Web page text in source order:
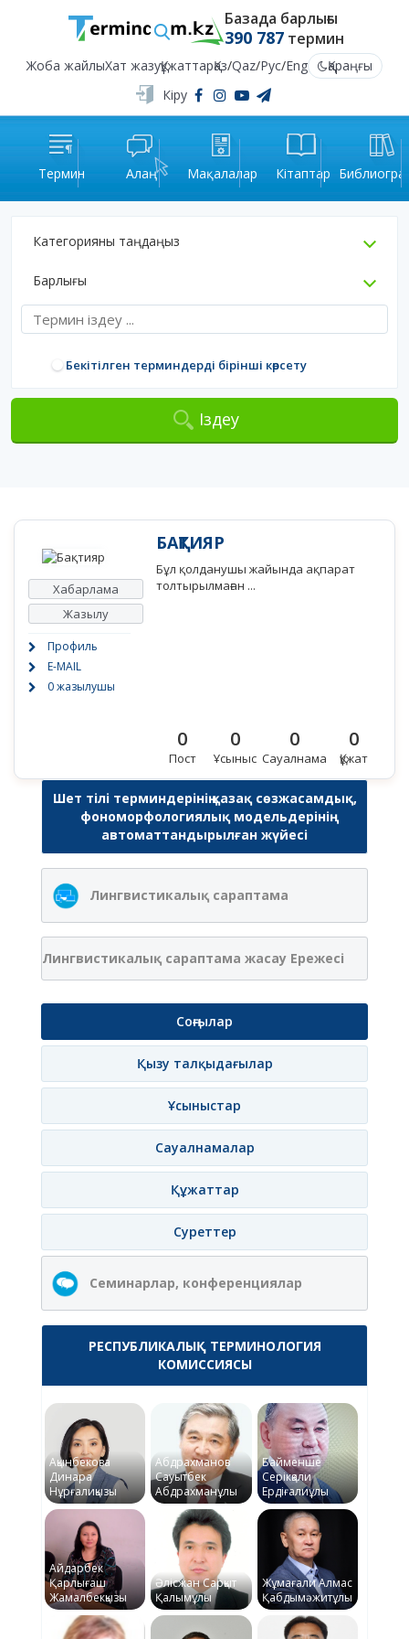
Базада барлығы
390 787термин
Жоба жайлыХат жазуҚұжаттарҚаз/Qaz/Рус/Eng
Қараңғы
Кіру
Термин Алаң Мақалалар Кітаптар
Категорияны таңдаңыз
Барлығы
Бекітілген терминдерді бірінші көрсету
Іздеу
Хабарлама
Жазылу
Профиль
E-MAIL
0 жазылушы
БАҚТИЯР
Бұл қолданушы жайында ақпарат
толтырылмаған ...
0
Пост
0
Ұсыныс
0
Сауалнама
0
Құжат
Шет тілі терминдерінің қазақ сөзжасамдық,
фономорфологиялық модельдерінің
автоматтандырылған жүйесі
Лингвистикалық сараптама
Лингвистикалық сараптама жасау Ережесі
Соңғылар
Қызу талқыдағылар
Ұсыныстар
Сауалнамалар
Құжаттар
Суреттер
Семинарлар, конференциялар
РЕСПУБЛИКАЛЫҚ ТЕРМИНОЛОГИЯ
КОМИССИЯСЫ
Ақынбекова
Динара
Нұрғалиқызы
Абдрахманов
Сауытбек
Абдрахманұлы
Байменше
Серікқали
Ердіғалиұлы
Айдарбек
Қарлығаш
Жамалбекқызы
Әлісжан Сарқыт
Қалымұлы
Жұмағали Алмас
Қабдымәжитұлы